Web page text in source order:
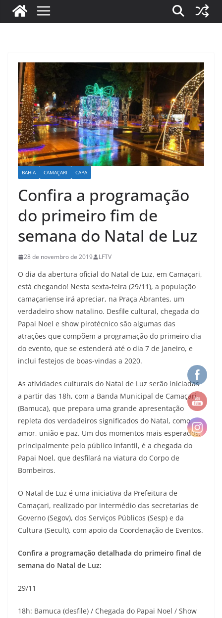
BAHIA CAMAÇARI CAPA
Confira a programação
do primeiro fim de
semana do Natal de Luz
28 de novembro de 2019 LFTV
O dia da abertura oficial do Natal de Luz, em Camaçari,
está chegando! Nesta sexta-feira (29/11), a população
camaçariense irá apreciar, na Praça Abrantes, um
verdadeiro show natalino. Desfile cultural, chegada do
Papai Noel e show pirotécnico são algumas das
atrações que compõem a programação do primeiro dia
do evento, que se estenderá até o dia 7 de janeiro, e
inclui festejos de boas-vindas a 2020.
As atividades culturais do Natal de Luz serão iniciadas
a partir das 18h, com a Banda Municipal de Camaçari
(Bamuca), que prepara uma grande apresentação
repleta dos verdadeiros significados do Natal, como
amor, união e paz. Um dos momentos mais esperados,
principalmente pelo público infantil, é a chegada do
Papai Noel, que desfilará na viatura do Corpo de
Bombeiros.
O Natal de Luz é uma iniciativa da Prefeitura de
Camaçari, realizado por intermédio das secretarias de
Governo (Segov), dos Serviços Públicos (Sesp) e da
Cultura (Secult), com apoio da Coordenação de Eventos.
Confira a programação detalhada do primeiro final de
semana do Natal de Luz:
29/11
18h: Bamuca (desfile) / Chegada do Papai Noel / Show